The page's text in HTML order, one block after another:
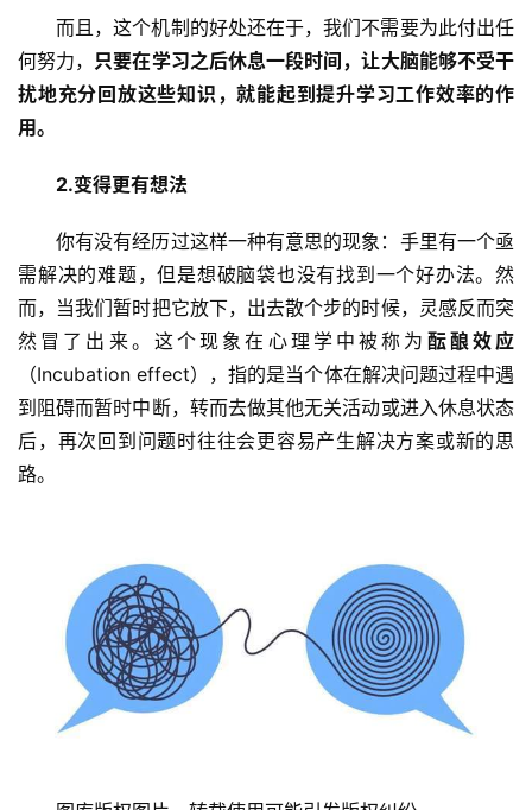
而且，这个机制的好处还在于，我们不需要为此付出任
何努力， 只要在学习之后休息一段时间，让大脑能够不受干
扰地充分回放这些知识，就能起到提升学习工作效率的作
用。
2.变得更有想法
你有没有经历过这样一种有意思的现象：手里有一个亟
需解决的难题，但是想破脑袋也没有找到一个好办法。然
而，当我们暂时把它放下，出去散个步的时候，灵感反而突
然冒了出来。这个现象在心理学中被称为 酝酿效应
（Incubation effect），指的是当个体在解决问题过程中遇
到阻碍而暂时中断，转而去做其他无关活动或进入休息状态
后，再次回到问题时往往会更容易产生解决方案或新的思
路。